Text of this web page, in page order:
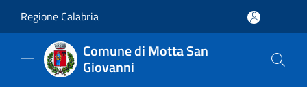
Regione Calabria
Comune di Motta San
Giovanni